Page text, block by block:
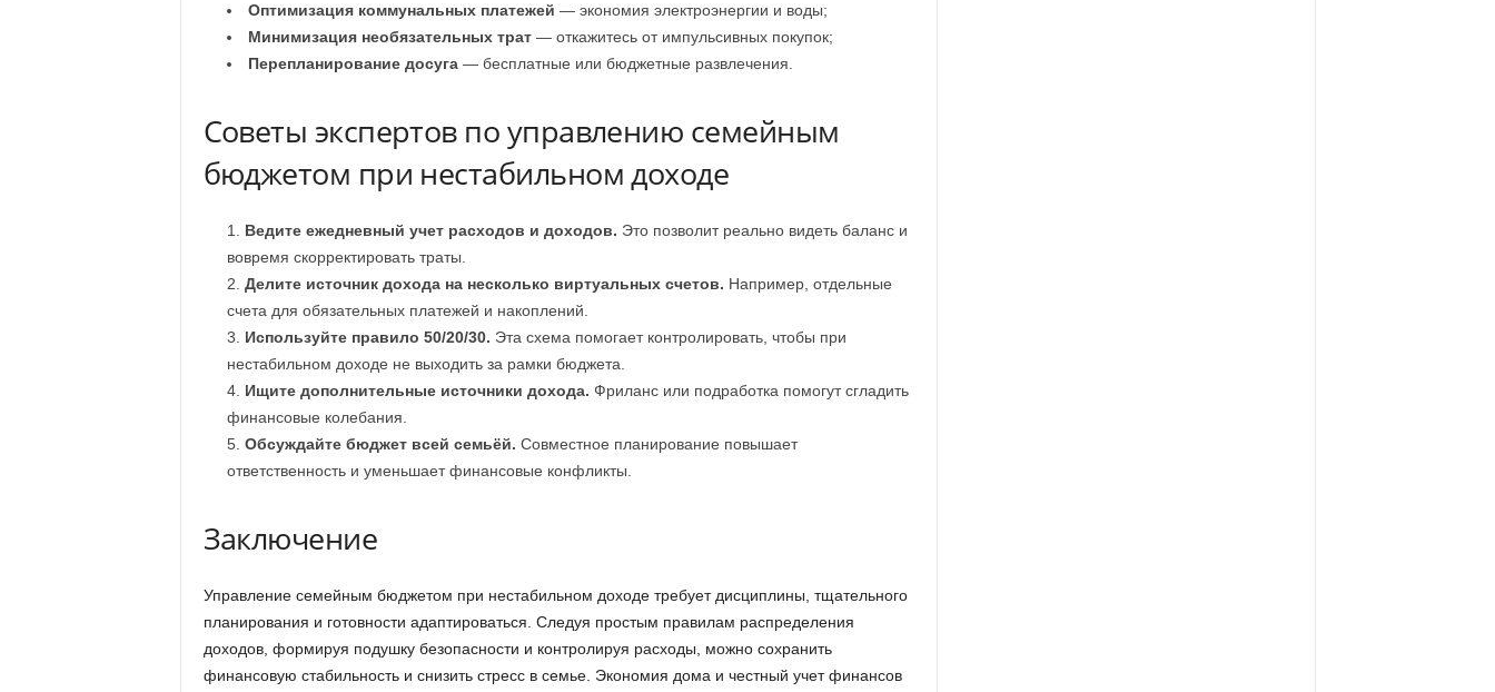
Оптимизация коммунальных платежей — экономия электроэнергии и воды;
Минимизация необязательных трат— откажитесь от импульсивных покупок;
Перепланирование досуга— бесплатные или бюджетные развлечения.
Советы экспертов по управлению семейным
бюджетом при нестабильном доходе
Ведите ежедневный учет расходов и доходов. Это позволит реально видеть баланс и
вовремя скорректировать траты.
Делите источник дохода на несколько виртуальных счетов. Например, отдельные
счета для обязательных платежей и накоплений.
Используйте правило 50/20/30. Эта схема помогает контролировать, чтобы при
нестабильном доходе не выходить за рамки бюджета.
Ищите дополнительные источники дохода. Фриланс или подработка помогут сгладить
финансовые колебания.
Обсуждайте бюджет всей семьёй. Совместное планирование повышает
ответственность и уменьшает финансовые конфликты.
Заключение
Управление семейным бюджетом при нестабильном доходе требует дисциплины, тщательного
планирования и готовности адаптироваться. Следуя простым правилам распределения
доходов, формируя подушку безопасности и контролируя расходы, можно сохранить
финансовую стабильность и снизить стресс в семье. Экономия дома и честный учет финансов